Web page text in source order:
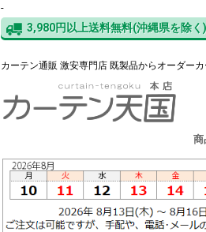
-
3,980円以上送料無料(沖縄県を除く)
カーテン通販 激安専門店 既製品からオーダーカ
商